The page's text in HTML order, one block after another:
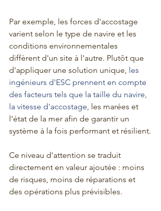
Par exemple, les forces d'accostage
varient selon le type de navire et les
conditions environnementales
diffèrent d'un site à l'autre. Plutôt que
d'appliquer une solution unique, les
ingénieurs d'ESC prennent en compte
des facteurs tels que la taille du navire,
la vitesse d'accostage, les marées et
l'état de la mer afin de garantir un
système à la fois performant et résilient.
Ce niveau d'attention se traduit
directement en valeur ajoutée : moins
de risques, moins de réparations et
des opérations plus prévisibles.